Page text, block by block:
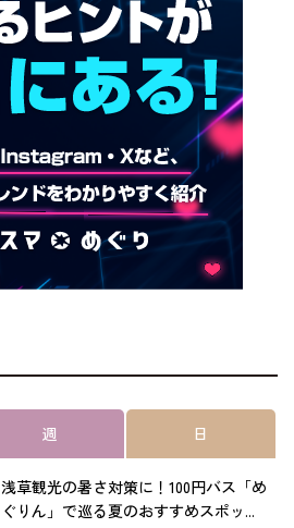
週 日
浅草観光の暑さ対策に！100円バス「め
ぐりん」で巡る夏のおすすめスポッ...